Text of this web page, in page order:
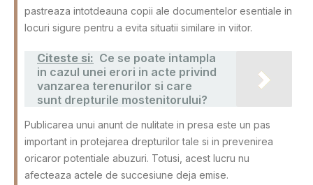
pastreaza intotdeauna copii ale documentelor esentiale in
locuri sigure pentru a evita situatii similare in viitor.
Citeste si: Ce se poate intampla
in cazul unei erori in acte privind
vanzarea terenurilor si care
sunt drepturile mostenitorului?
Publicarea unui anunt de nulitate in presa este un pas
important in protejarea drepturilor tale si in prevenirea
oricaror potentiale abuzuri. Totusi, acest lucru nu
afecteaza actele de succesiune deja emise.